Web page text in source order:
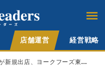
店舗運営 経営戦略
新規出店、ヨークフーズ東小